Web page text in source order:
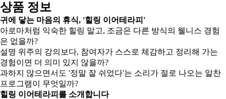
상품 정보
귀에 닿는 마음의 휴식, '힐링 이어테라피'
아로마처럼 익숙한 힐링 말고, 조금은 다른 방식의 웰니스 경험
은 없을까?
설명 위주의 강의보다, 참여자가 스스로 체감하고 정리해 가는
경험이면 더 의미 있지 않을까?
과하지 않으면서도 '정말 잘 쉬었다'는 소리가 절로 나오는 알찬
프로그램이 무엇일까?
힐링 이어테라피를 소개합니다